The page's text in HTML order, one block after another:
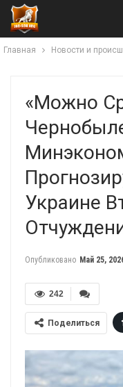
Главная Новости и
«Можно
Украине
Опубликовано Май 25,
242
Поделиться